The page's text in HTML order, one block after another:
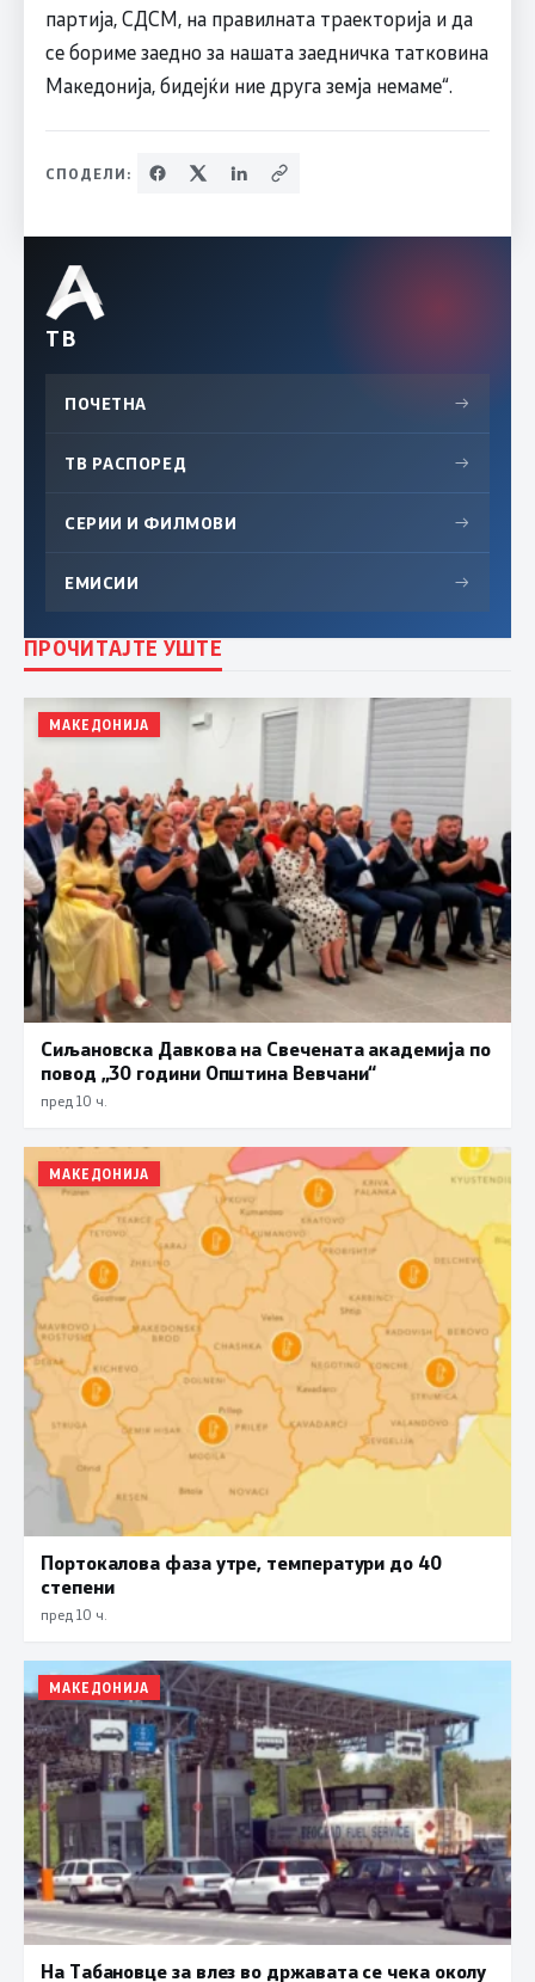
партија, СДСМ, на правилната траекторија и да
се бориме заедно за нашата заедничка татковина
Македонија, бидејќи ние друга земја немаме“.
СПОДЕЛИ:
ТВ
ПОЧЕТНА →
ТВ РАСПОРЕД →
СЕРИИ И ФИЛМОВИ →
ЕМИСИИ →
ПРОЧИТАЈТЕ УШТЕ
МАКЕДОНИЈА
Сиљановска Давкова на Свечената академија по
повод „30 години Општина Вевчани“
пред 10 ч.
МАКЕДОНИЈА
Портокалова фаза утре, температури до 40
степени
пред 10 ч.
МАКЕДОНИЈА
На Табановце за влез во државата се чека околу